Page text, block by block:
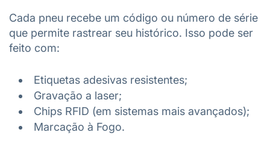
Cada pneu recebe um código ou número de série
que permite rastrear seu histórico. Isso pode ser
feito com:
Etiquetas adesivas resistentes;
Gravação a laser;
Chips RFID (em sistemas mais avançados);
Marcação à Fogo.